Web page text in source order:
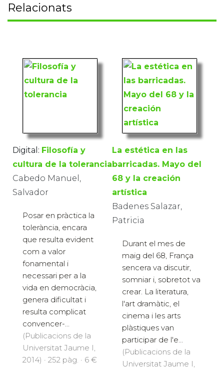
Relacionats
Digital: Filosofía y
cultura de la tolerancia
Cabedo Manuel,
Salvador
Posar en pràctica la
tolerància, encara
que resulta evident
com a valor
fonamental i
necessari per a la
vida en democràcia,
genera dificultat i
resulta complicat
convencer-...
(Publicacions de la
Universitat Jaume I,
2014) · 252 pàg. · 6 €
La estética en las
barricadas. Mayo del
68 y la creación
artística
Badenes Salazar,
Patricia
Durant el mes de
maig del 68, França
sencera va discutir,
somniar i, sobretot va
crear. La literatura,
l'art dramàtic, el
cinema i les arts
plàstiques van
participar de l'e...
(Publicacions de la
Universitat Jaume I,